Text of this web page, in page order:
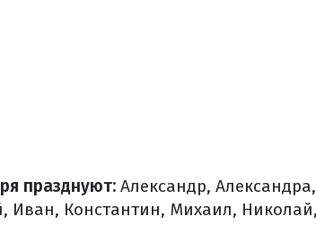
празднуют: Александр,
Иван, Константин, Михаил,